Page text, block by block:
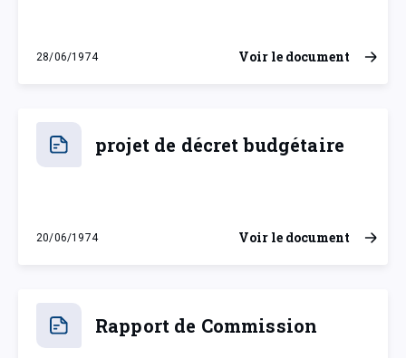
28/06/1974
vendredi 28 juin 1974
Voir le document
projet de décret budgétaire
20/06/1974
jeudi 20 juin 1974
Voir le document
Rapport de Commission